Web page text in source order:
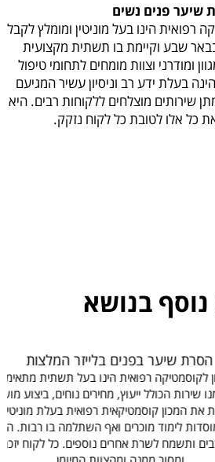
שיער פנים נשים
רפואית הינו בעל מוניטין ומומלץ לקבל
שבע וקיימת בו תשתית מקצועית
ומודרני וצוות מומחים לתחומי טיפול
בעלת ידע רב וניסיון עשיר המגיעם
שירותים מוצלחים ללקוחות רבים. היא
כל אלו לטובת כל לקוח נזקק.
בנושא
בפנים בלייזר המלצות
רפואית הינו בעל תשתית מתאימה לפעילותו
ייעוץ, מחירים נוחים, ביצוע מושלם, הנחיות
קוסמטיקאית רפואית בעלת מוניטין אשר למדה
מוכרים ואף השתלמה בו רבות. היא שרתה
אחרים נוספים. כל לקוח יזכה ליחס אישי